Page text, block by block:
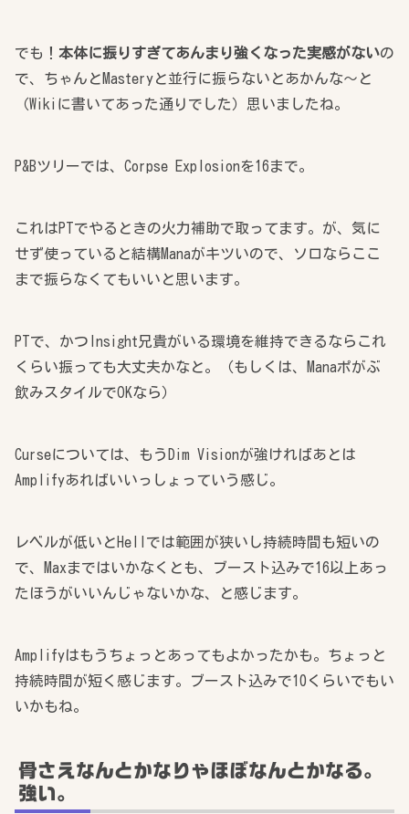
でも！ 本体に振りすぎてあんまり強くなった実感がないの
で、ちゃんとMasteryと並行に振らないとあかんな～と
（Wikiに書いてあった通りでした）思いましたね。
P&Bツリーでは、Corpse Explosionを16まで。
これはPTでやるときの火力補助で取ってます。が、気に
せず使っていると結構Manaがキツいので、ソロならここ
まで振らなくてもいいと思います。
PTで、かつInsight兄貴がいる環境を維持できるならこれ
くらい振っても大丈夫かなと。（もしくは、Manaポがぶ
飲みスタイルでOKなら）
Curseについては、もうDim Visionが強ければあとは
Amplifyあればいいっしょっていう感じ。
レベルが低いとHellでは範囲が狭いし持続時間も短いの
で、Maxまではいかなくとも、ブースト込みで16以上あっ
たほうがいいんじゃないかな、と感じます。
Amplifyはもうちょっとあってもよかったかも。ちょっと
持続時間が短く感じます。ブースト込みで10くらいでもい
いかもね。
骨さえなんとかなりゃほぼなんとかなる。
強い。